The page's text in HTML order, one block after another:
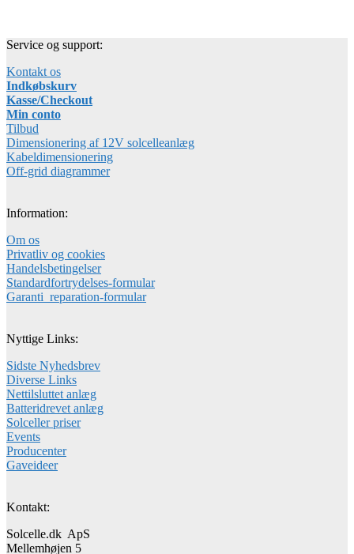
Service og support:
Kontakt os
Indkøbskurv
Kasse/Checkout
Min conto
Tilbud
Dimensionering af 12V solcelleanlæg
Kabeldimensionering
Off-grid diagrammer
Information:
Om os
Privatliv og cookies
Handelsbetingelser
Standardfortrydelses-formular
Garanti_reparation-formular
Nyttige Links:
Sidste Nyhedsbrev
Diverse Links
Nettilsluttet anlæg
Batteridrevet anlæg
Solceller priser
Events
Producenter
Gaveideer
Kontakt:
Solcelle.dk ApS
Mellemhøjen 5